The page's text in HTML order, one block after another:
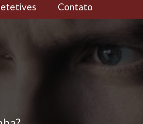
Contato